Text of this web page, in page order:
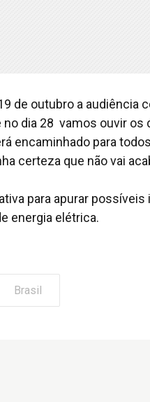
de outubro a audiência
dia 28 vamos ouvir
encaminhado para
certeza que não vai
para apurar
energia elétrica.
Brasil